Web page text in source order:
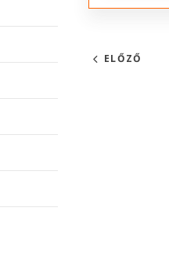
ELŐZŐ